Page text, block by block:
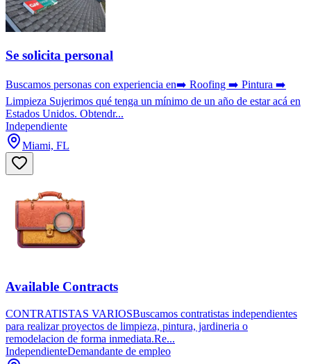
Se solicita personal
Buscamos personas con experiencia en➡️ Roofing ➡️ Pintura ➡️
Limpieza Sujerimos qué tenga un mínimo de un año de estar acá en
Estados Unidos. Obtendr...
Independiente
Miami, FL
Available Contracts
CONTRATISTAS VARIOSBuscamos contratistas independientes
para realizar proyectos de limpieza, pintura, jardineria o
remodelacion de forma inmediata.Re...
IndependienteDemandante de empleo